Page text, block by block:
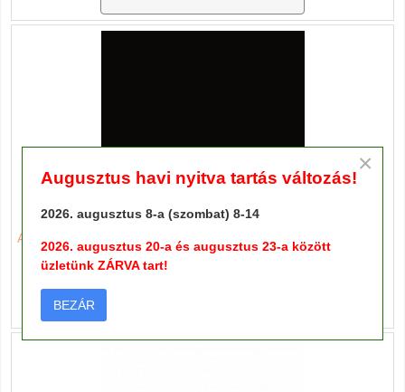
MATT FEKETE 200 FS80
Ajánlatkérés
×
Augusztus havi nyitva tartás változás!
2026. augusztus 8-a (szombat) 8-14
2026. augusztus 20-a és augusztus 23-a között
üzletünk ZÁRVA tart!
BEZÁR